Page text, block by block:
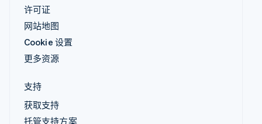
许可证
网站地图
Cookie 设置
更多资源
支持
获取支持
托管支持方案